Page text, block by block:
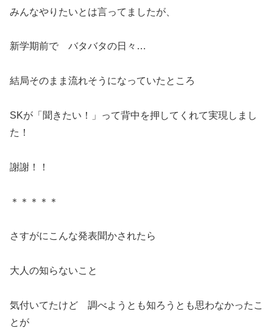
みんなやりたいとは言ってましたが、
新学期前で バタバタの日々…
結局そのまま流れそうになっていたところ
SKが「聞きたい！」って背中を押してくれて実現しまし
た！
謝謝！！
＊＊＊＊＊
さすがにこんな発表聞かされたら
大人の知らないこと
気付いてたけど 調べようとも知ろうとも思わなかったこ
とが